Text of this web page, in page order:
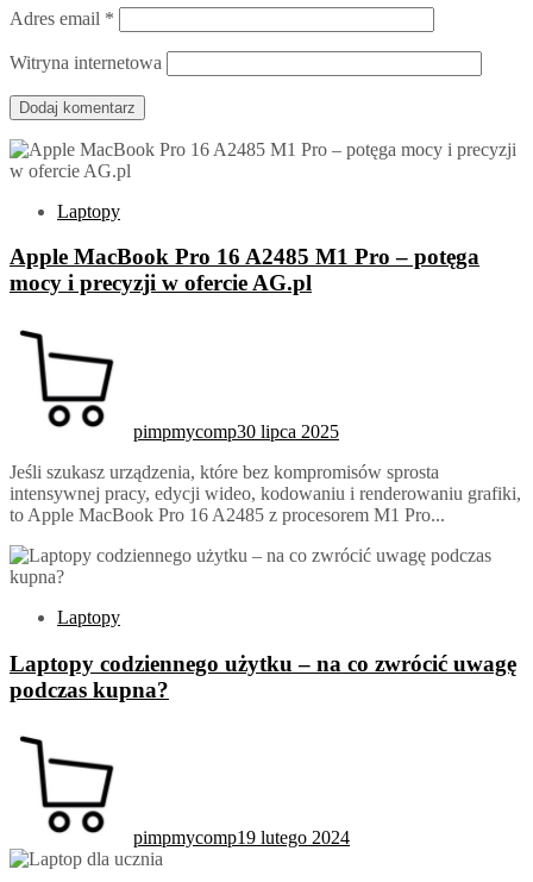
Adres email *
Witryna internetowa
Laptopy
Apple MacBook Pro 16 A2485 M1 Pro – potęga
mocy i precyzji w ofercie AG.pl
pimpmycomp30 lipca 2025
Jeśli szukasz urządzenia, które bez kompromisów sprosta
intensywnej pracy, edycji wideo, kodowaniu i renderowaniu grafiki,
to Apple MacBook Pro 16 A2485 z procesorem M1 Pro...
Laptopy
Laptopy codziennego użytku – na co zwrócić uwagę
podczas kupna?
pimpmycomp19 lutego 2024